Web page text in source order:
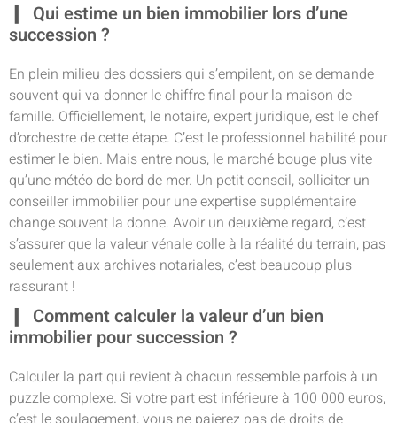
Qui estime un bien immobilier lors d’une
succession ?
En plein milieu des dossiers qui s’empilent, on se demande
souvent qui va donner le chiffre final pour la maison de
famille. Officiellement, le notaire, expert juridique, est le chef
d’orchestre de cette étape. C’est le professionnel habilité pour
estimer le bien. Mais entre nous, le marché bouge plus vite
qu’une météo de bord de mer. Un petit conseil, solliciter un
conseiller immobilier pour une expertise supplémentaire
change souvent la donne. Avoir un deuxième regard, c’est
s’assurer que la valeur vénale colle à la réalité du terrain, pas
seulement aux archives notariales, c’est beaucoup plus
rassurant !
Comment calculer la valeur d’un bien
immobilier pour succession ?
Calculer la part qui revient à chacun ressemble parfois à un
puzzle complexe. Si votre part est inférieure à 100 000 euros,